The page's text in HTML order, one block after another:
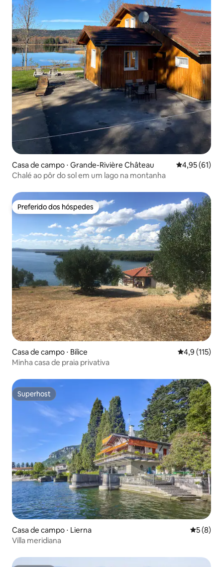
Casa de campo ⋅ Grande-Rivière Château 4,95 de uma
4,95 (61)
Chalé ao pôr do sol em um lago na montanha
Preferido dos hóspedes
Preferido dos hóspedes
Casa de campo ⋅ Bilice 4,9 de uma
4,9 (115)
Minha casa de praia privativa
Superhost
Superhost
Casa de campo ⋅ Lierna 5 de
5 (8)
Villa meridiana